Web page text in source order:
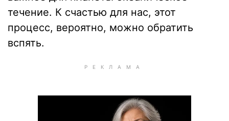
течение. К счастью для нас, этот
процесс, вероятно, можно обратить
вспять.